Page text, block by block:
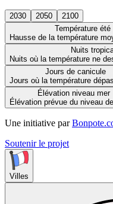
2030 2050
2100
Température été
Hausse de la température
Nuits
Nuits où la température ne
Jours de canicule
Jours où la température
Élévation niveau mer
Élévation prévue du niveau
Une initiative par
Soutenir le projet
Villes